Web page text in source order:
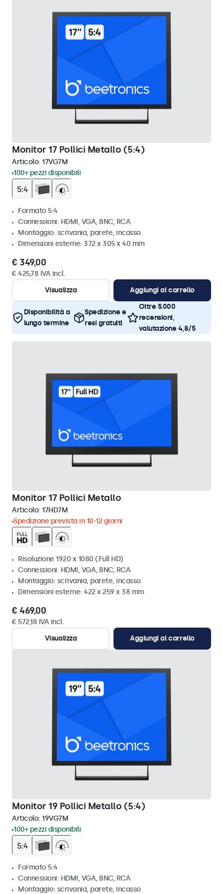
Monitor 17 Pollici Metallo (5:4)
Articolo: 17VG7M
100+ pezzi disponibili
Formato 5:4
Connessioni: HDMI, VGA, BNC, RCA
Montaggio: scrivania, parete, incasso
Dimensioni esterne: 372 x 305 x 40 mm
€ 349,00
€ 425,78 IVA incl.
Visualizza
Aggiungi al carrello
Disponibilità a
lungo termine
Spedizione e
resi gratuiti
Oltre 5.000
recensioni,
valutazione 4,8/5
Monitor 17 Pollici Metallo
Articolo: 17HD7M
Spedizione prevista in 10-12 giorni
Risoluzione 1920 x 1080 (Full HD)
Connessioni: HDMI, VGA, BNC, RCA
Montaggio: scrivania, parete, incasso
Dimensioni esterne: 422 x 259 x 38 mm
€ 469,00
€ 572,18 IVA incl.
Visualizza
Aggiungi al carrello
Monitor 19 Pollici Metallo (5:4)
Articolo: 19VG7M
100+ pezzi disponibili
Formato 5:4
Connessioni: HDMI, VGA, BNC, RCA
Montaggio: scrivania, parete, incasso